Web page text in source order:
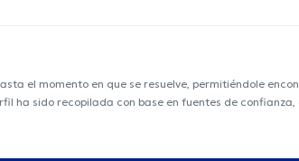
el momento en que se resuelve, permitiéndole
sido recopilada con base en fuentes de